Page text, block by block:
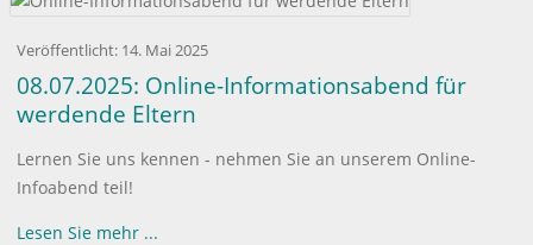
Veröffentlicht: 14. Mai 2025
08.07.2025: Online-Informationsabend für
werdende Eltern
Lernen Sie uns kennen - nehmen Sie an unserem Online-
Infoabend teil!
Lesen Sie mehr ...